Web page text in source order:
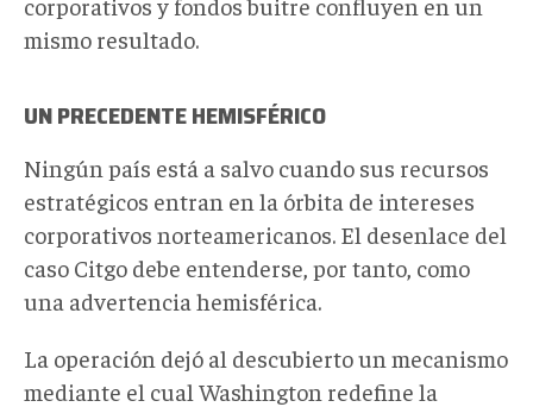
mismo resultado.
UN PRECEDENTE HEMISFÉRICO
Ningún país está a salvo cuando sus recursos
estratégicos entran en la órbita de intereses
corporativos norteamericanos. El desenlace del
caso Citgo debe entenderse, por tanto, como
una advertencia hemisférica.
La operación dejó al descubierto un mecanismo
mediante el cual Washington redefine la